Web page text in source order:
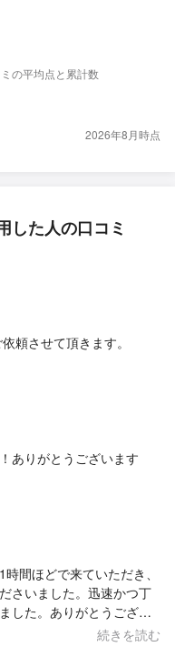
の平均点と累計数
2026年8月時点
した人の口コミ
頼させて頂きます。
ありがとうございます
間ほどで来ていただき、
さいました。迅速かつ丁
した。ありがとうござい
続きを読む